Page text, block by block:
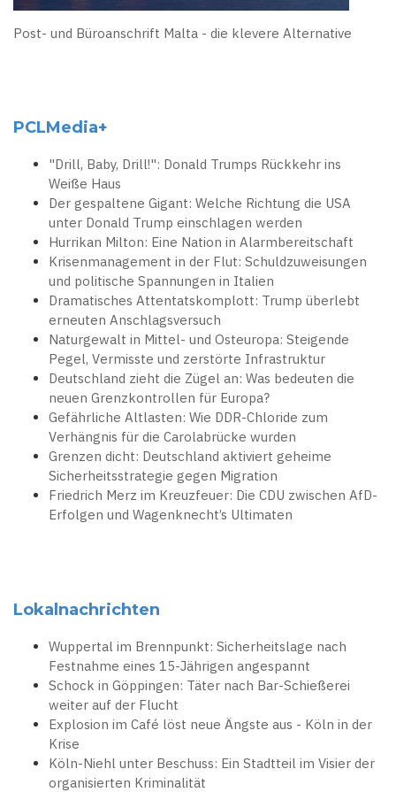
Post- und Büroanschrift Malta - die klevere Alternative
PCLMedia+
"Drill, Baby, Drill!": Donald Trumps Rückkehr ins
Weiße Haus
Der gespaltene Gigant: Welche Richtung die USA
unter Donald Trump einschlagen werden
Hurrikan Milton: Eine Nation in Alarmbereitschaft
Krisenmanagement in der Flut: Schuldzuweisungen
und politische Spannungen in Italien
Dramatisches Attentatskomplott: Trump überlebt
erneuten Anschlagsversuch
Naturgewalt in Mittel- und Osteuropa: Steigende
Pegel, Vermisste und zerstörte Infrastruktur
Deutschland zieht die Zügel an: Was bedeuten die
neuen Grenzkontrollen für Europa?
Gefährliche Altlasten: Wie DDR-Chloride zum
Verhängnis für die Carolabrücke wurden
Grenzen dicht: Deutschland aktiviert geheime
Sicherheitsstrategie gegen Migration
Friedrich Merz im Kreuzfeuer: Die CDU zwischen AfD-
Erfolgen und Wagenknecht’s Ultimaten
Lokalnachrichten
Wuppertal im Brennpunkt: Sicherheitslage nach
Festnahme eines 15-Jährigen angespannt
Schock in Göppingen: Täter nach Bar-Schießerei
weiter auf der Flucht
Explosion im Café löst neue Ängste aus - Köln in der
Krise
Köln-Niehl unter Beschuss: Ein Stadtteil im Visier der
organisierten Kriminalität